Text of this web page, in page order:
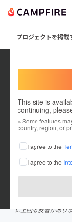
プロジェクトを掲載
This site is
continuing,
※ Some features
country, region, or
I agree to the
I agree to the
これまでに2回支
在住国：日本 現在
出身国：日本 出身
弊社は車検費用を
る程度の需要を見
に上回る反響があり